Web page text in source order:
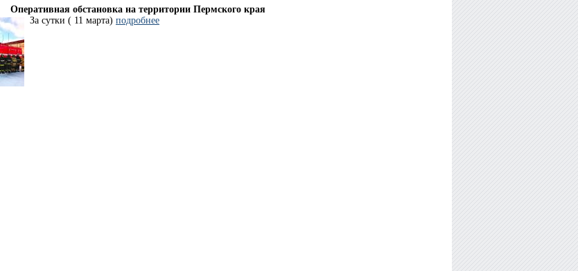
Оперативная обстановка на территории Пермского края
За сутки ( 11 марта) подробнее